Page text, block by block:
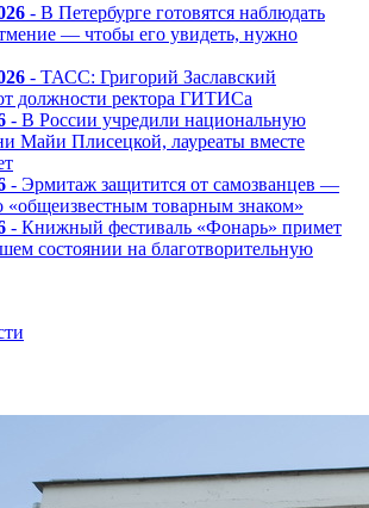
- В Петербурге готовятся наблюдать
— чтобы его увидеть, нужно
- ТАСС: Григорий Заславский
должности ректора ГИТИСа
- В России учредили национальную
Майи Плисецкой, лауреаты вместе
- Эрмитаж защитится от самозванцев —
«общеизвестным товарным знаком»
- Книжный фестиваль «Фонарь» примет
состоянии на благотворительную